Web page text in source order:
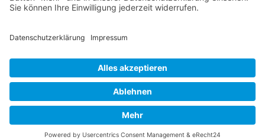
Datenschutzerklärung
Cookie-Einstellungen
AGB
Streitbeilegungsstelle
Vertrag widerrufen